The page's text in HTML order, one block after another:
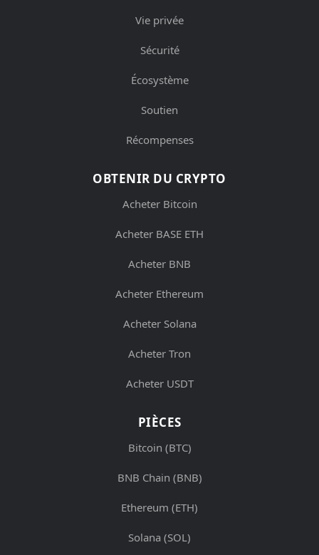
Vie privée
Sécurité
Écosystème
Soutien
Récompenses
OBTENIR DU CRYPTO
Acheter Bitcoin
Acheter BASE ETH
Acheter BNB
Acheter Ethereum
Acheter Solana
Acheter Tron
Acheter USDT
PIÈCES
Bitcoin (BTC)
BNB Chain (BNB)
Ethereum (ETH)
Solana (SOL)